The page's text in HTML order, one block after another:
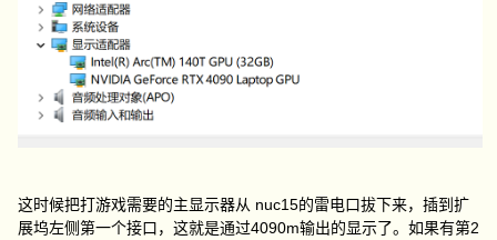
这时候把打游戏需要的主显示器从 nuc15的雷电口拔下来，插到扩
展坞左侧第一个接口，这就是通过4090m输出的显示了。如果有第2